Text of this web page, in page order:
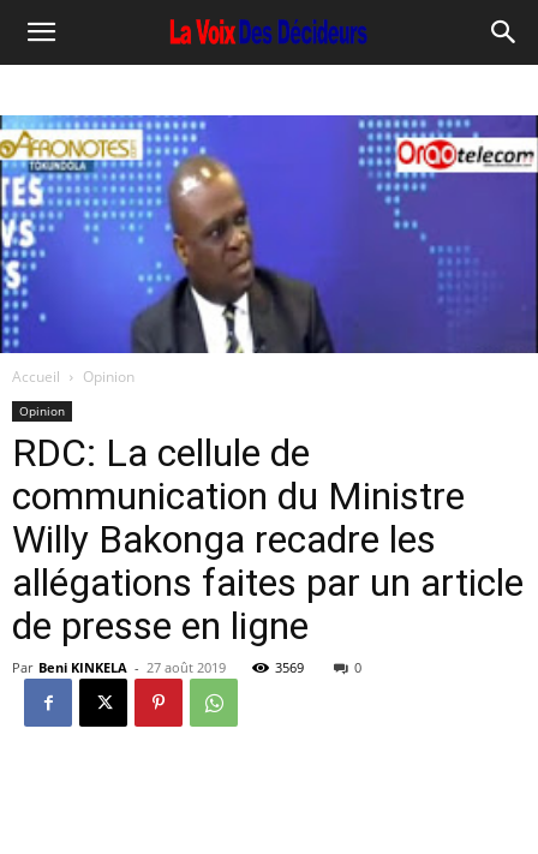
Accueil Opinion
Opinion
RDC: La cellule de
communication du Ministre
Willy Bakonga recadre les
allégations faites par un article
de presse en ligne
Par Beni KINKELA - 27 août 2019 3569 0